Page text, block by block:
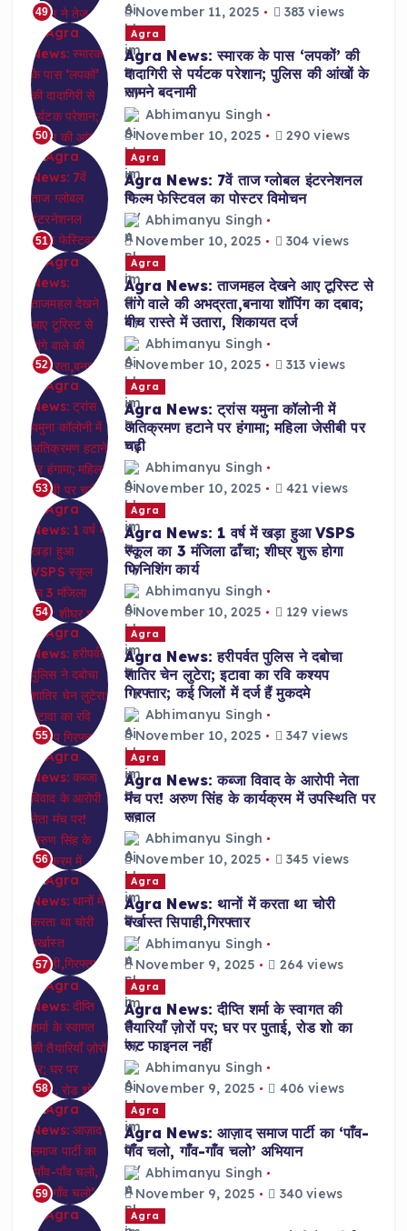
49
November 11, 2025
383 views
50
Agra
Agra News: स्मारक के पास ‘लपकों’ की
दादागिरी से पर्यटक परेशान; पुलिस की आंखों के
सामने बदनामी
Abhimanyu Singh
November 10, 2025
290 views
51
Agra
Agra News: 7वें ताज ग्लोबल इंटरनेशनल
फिल्म फेस्टिवल का पोस्टर विमोचन
Abhimanyu Singh
November 10, 2025
304 views
52
Agra
Agra News: ताजमहल देखने आए टूरिस्ट से
तांगे वाले की अभद्रता,बनाया शॉपिंग का दबाव;
बीच रास्ते में उतारा, शिकायत दर्ज
Abhimanyu Singh
November 10, 2025
313 views
53
Agra
Agra News: ट्रांस यमुना कॉलोनी में
अतिक्रमण हटाने पर हंगामा; महिला जेसीबी पर
चढ़ी
Abhimanyu Singh
November 10, 2025
421 views
54
Agra
Agra News: 1 वर्ष में खड़ा हुआ VSPS
स्कूल का 3 मंजिला ढाँचा; शीघ्र शुरू होगा
फिनिशिंग कार्य
Abhimanyu Singh
November 10, 2025
129 views
55
Agra
Agra News: हरीपर्वत पुलिस ने दबोचा
शातिर चेन लुटेरा; इटावा का रवि कश्यप
गिरफ्तार; कई जिलों में दर्ज हैं मुकदमे
Abhimanyu Singh
November 10, 2025
347 views
56
Agra
Agra News: कब्जा विवाद के आरोपी नेता
मंच पर! अरुण सिंह के कार्यक्रम में उपस्थिति पर
सवाल
Abhimanyu Singh
November 10, 2025
345 views
57
Agra
Agra News: थानों में करता था चोरी
बर्खास्त सिपाही,गिरफ्तार
Abhimanyu Singh
November 9, 2025
264 views
58
Agra
Agra News: दीप्ति शर्मा के स्वागत की
तैयारियाँ ज़ोरों पर; घर पर पुताई, रोड शो का
रूट फाइनल नहीं
Abhimanyu Singh
November 9, 2025
406 views
59
Agra
Agra News: आज़ाद समाज पार्टी का ‘पाँव-
पाँव चलो, गाँव-गाँव चलो’ अभियान
Abhimanyu Singh
November 9, 2025
340 views
Agra